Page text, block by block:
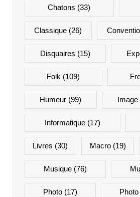
Chatons (33)
Classique (26)
Disquaires (15)
Folk (109)
Humeur (99) Image
Informatique(17)
Livres (30) Macro(19)
Musique(76)
Photo(17)